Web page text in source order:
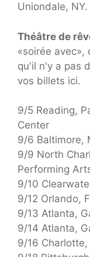
Uniondale, NY.
Théâtre de
«soirée avec»,
qu'il n'y a pas
vos billets ici.
9/5 Reading,
Center
9/6 Baltimore,
9/9 North
Performing
9/10
9/12 Orlando,
9/13 Atlanta,
9/14 Atlanta,
9/16